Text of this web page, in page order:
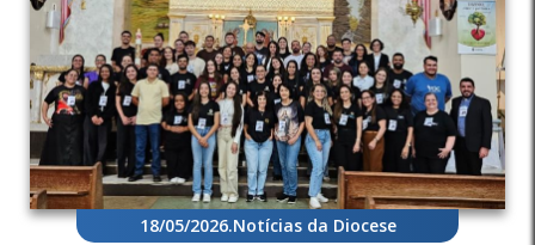
18/05/2026.Notícias da Diocese